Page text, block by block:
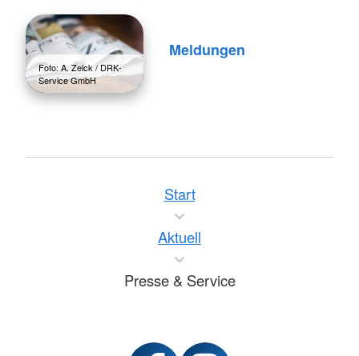
Foto: A. Zelck / DRK-
Service GmbH
Meldungen
Start
Aktuell
Presse & Service